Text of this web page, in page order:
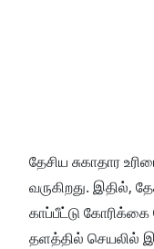
தேசிய சுகாதார
வருகிறது. இதில்,
காப்பீட்டு கோரிக்கை
தளத்தில் செயலில்